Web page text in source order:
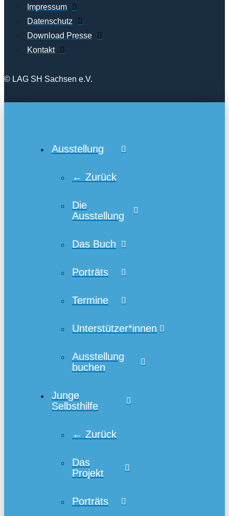
Impressum
Datenschutz
Download Presse
Kontakt
© LAG SH Sachsen e.V.
Ausstellung
← Zurück
Die
Ausstellung
Das Buch
Porträts
Termine
Unterstützer*innen
Ausstellung
buchen
Junge
Selbsthilfe
← Zurück
Das
Projekt
Porträts